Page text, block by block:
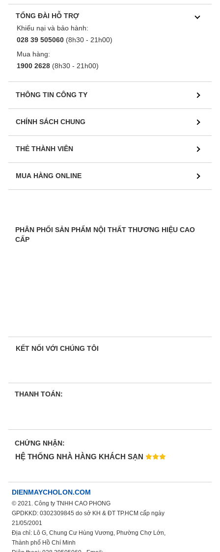
TỔNG ĐÀI HỖ TRỢ
Khiếu nại và bảo hành:
028 39 505060 (8h30 - 21h00)
Mua hàng:
1900 2628 (8h30 - 21h00)
THÔNG TIN CÔNG TY
CHÍNH SÁCH CHUNG
THẺ THÀNH VIÊN
MUA HÀNG ONLINE
PHÂN PHỐI SẢN PHẨM NỘI THẤT THƯƠNG HIỆU CAO
CẤP
HỆ THỐNG NHÀ HÀNG KHÁCH SẠN
KẾT NỐI VỚI CHÚNG TÔI
THANH TOÁN:
CHỨNG NHẬN:
DIENMAYCHOLON.COM
© 2021. Công ty TNHH CAO PHONG
GPDKKD: 0302309845 do sở KH & ĐT TP.HCM cấp ngày
21/05/2001
Địa chỉ: Lô G, Chung Cư Hùng Vương, Phường Chợ Lớn,
Thành phố Hồ Chí Minh